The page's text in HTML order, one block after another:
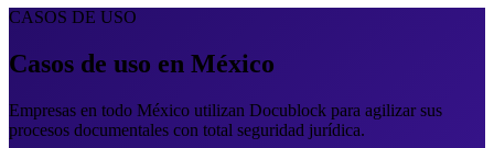
CASOS DE USO
Casos de uso en México
Empresas en todo México utilizan Docublock para agilizar sus
procesos documentales con total seguridad jurídica.